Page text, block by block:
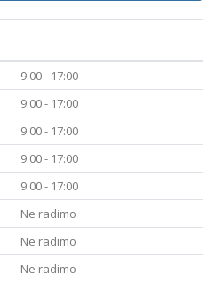
9:00 - 17:00
9:00 - 17:00
9:00 - 17:00
9:00 - 17:00
9:00 - 17:00
Ne radimo
Ne radimo
Ne radimo